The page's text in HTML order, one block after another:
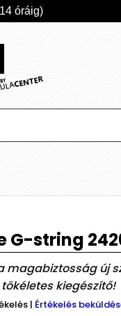
óráig)
G-string
magabiztosság új
kiegészítő!
| Értékelés